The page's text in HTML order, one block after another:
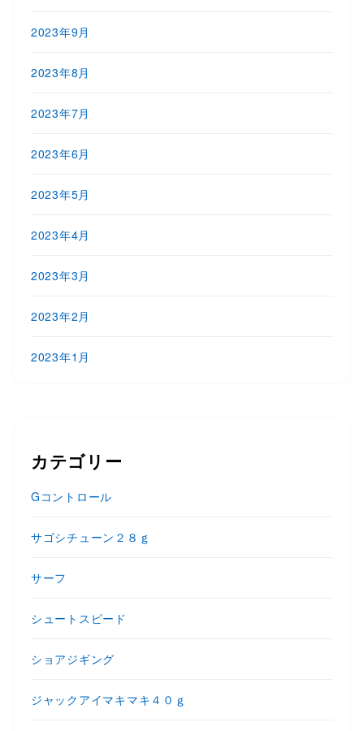
2023年9月
2023年8月
2023年7月
2023年6月
2023年5月
2023年4月
2023年3月
2023年2月
2023年1月
カテゴリー
Gコントロール
サゴシチューン２８ｇ
サーフ
シュートスピード
ショアジギング
ジャックアイマキマキ４０ｇ